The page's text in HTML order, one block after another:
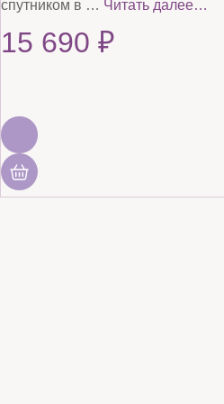
спутником в … Читать далее…
15 690 ₽